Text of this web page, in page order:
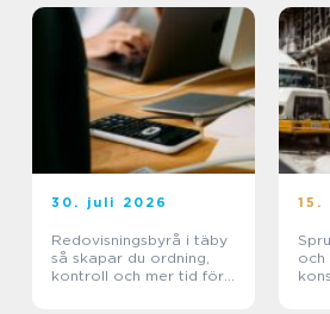
30. juli 2026
Redovisningsbyrå i täby
så skapar du ordning,
kontroll och mer tid för
15.
och